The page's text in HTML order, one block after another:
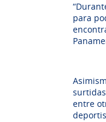
para
entre